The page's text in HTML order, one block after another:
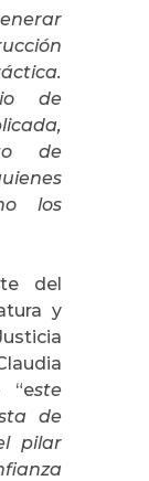
de
de
los
del
y
“este
de
pilar